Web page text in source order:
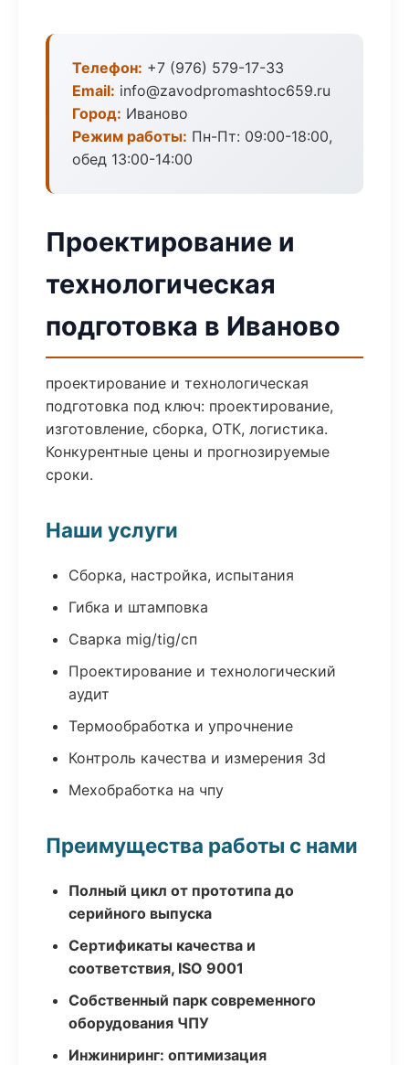
Телефон: +7 (976) 579-17-33
Email: info@zavodpromashtoc659.ru
Город: Иваново
Режим работы: Пн-Пт: 09:00-18:00,
обед 13:00-14:00
Проектирование и
технологическая
подготовка в Иваново
проектирование и технологическая
подготовка под ключ: проектирование,
изготовление, сборка, ОТК, логистика.
Конкурентные цены и прогнозируемые
сроки.
Наши услуги
Сборка, настройка, испытания
Гибка и штамповка
Сварка mig/tig/сп
Проектирование и технологический
аудит
Термообработка и упрочнение
Контроль качества и измерения 3d
Мехобработка на чпу
Преимущества работы с нами
Полный цикл от прототипа до
серийного выпуска
Сертификаты качества и
соответствия, ISO 9001
Собственный парк современного
оборудования ЧПУ
Инжиниринг: оптимизация